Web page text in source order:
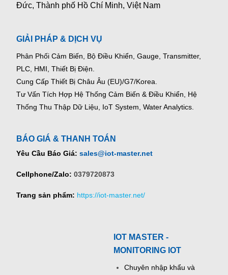
Đức, Thành phố Hồ Chí Minh, Việt Nam
GIẢI PHÁP & DỊCH VỤ
Phân Phối Cảm Biến, Bộ Điều Khiển, Gauge, Transmitter,
PLC, HMI, Thiết Bị Điện.
Cung Cấp Thiết Bị Châu Âu (EU)/G7/Korea.
Tư Vấn Tích Hợp Hệ Thống Cảm Biến & Điều Khiển, Hệ
Thống Thu Thập Dữ Liệu, IoT System, Water Analytics.
BÁO GIÁ & THANH TOÁN
Yêu Cầu Báo Giá: sales@iot-master.net
Cellphone/Zalo: 0379720873
Trang sản phẩm: https://iot-master.net/
IOT MASTER -
MONITORING IOT
Chuyên nhập khẩu và